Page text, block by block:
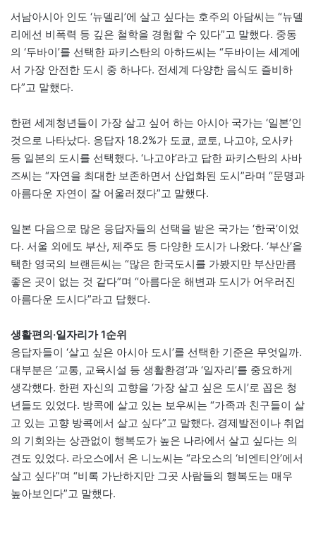
서남아시아 인도 ‘뉴델리’에 살고 싶다는 호주의 아담씨는 “뉴델
리에선 비폭력 등 깊은 철학을 경험할 수 있다”고 말했다. 중동
의 ‘두바이’를 선택한 파키스탄의 아하드씨는 “두바이는 세계에
서 가장 안전한 도시 중 하나다. 전세계 다양한 음식도 즐비하
다”고 말했다.
한편 세계청년들이 가장 살고 싶어 하는 아시아 국가는 ‘일본’인
것으로 나타났다. 응답자 18.2%가 도쿄, 쿄토, 나고야, 오사카
등 일본의 도시를 선택했다. ‘나고야’라고 답한 파키스탄의 사바
즈씨는 “자연을 최대한 보존하면서 산업화된 도시”라며 “문명과
아름다운 자연이 잘 어울러졌다”고 말했다.
일본 다음으로 많은 응답자들의 선택을 받은 국가는 ‘한국’이었
다. 서울 외에도 부산, 제주도 등 다양한 도시가 나왔다. ‘부산’을
택한 영국의 브랜든씨는 “많은 한국도시를 가봤지만 부산만큼
좋은 곳이 없는 것 같다”며 “아름다운 해변과 도시가 어우러진
아름다운 도시다”라고 답했다.
생활편의·일자리가 1순위
응답자들이 ‘살고 싶은 아시아 도시’를 선택한 기준은 무엇일까.
대부분은 ‘교통, 교육시설 등 생활환경’과 ‘일자리’를 중요하게
생각했다. 한편 자신의 고향을 ‘가장 살고 싶은 도시’로 꼽은 청
년들도 있었다. 방콕에 살고 있는 보우씨는 “가족과 친구들이 살
고 있는 고향 방콕에서 살고 싶다”고 말했다. 경제발전이나 취업
의 기회와는 상관없이 행복도가 높은 나라에서 살고 싶다는 의
견도 있었다. 라오스에서 온 니노씨는 “라오스의 ‘비엔티안’에서
살고 싶다”며 “비록 가난하지만 그곳 사람들의 행복도는 매우
높아보인다”고 말했다.